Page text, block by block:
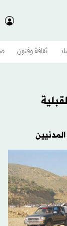
ثقافة وفنون